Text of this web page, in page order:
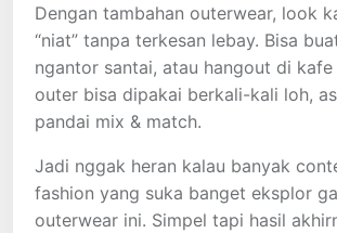
Dengan tambahan outerwear, look
“niat” tanpa terkesan lebay. Bisa
ngantor santai, atau hangout di
outer bisa dipakai berkali-kali loh,
pandai mix & match.
Jadi nggak heran kalau banyak
fashion yang suka banget eksplor
outerwear ini. Simpel tapi hasil